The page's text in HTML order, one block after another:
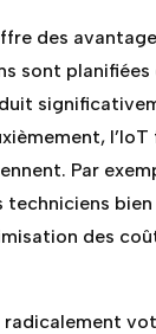
des
sont
Par
des